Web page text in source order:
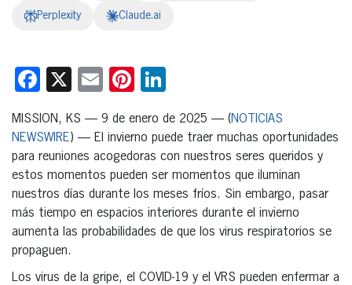
Perplexity Claude.ai
Facebook
X EmailPinterest
MISSION, KS — 9 de enero de 2025 — (NOTICIAS
NEWSWIRE) — El invierno puede traer muchas oportunidades
para reuniones acogedoras con nuestros seres queridos y
estos momentos pueden ser momentos que iluminan
nuestros días durante los meses fríos. Sin embargo, pasar
más tiempo en espacios interiores durante el invierno
aumenta las probabilidades de que los virus respiratorios se
propaguen.
Los virus de la gripe, el COVID-19 y el VRS pueden enfermar a